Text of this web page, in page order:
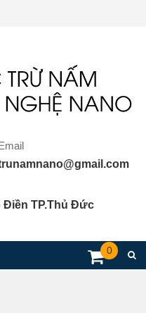
Điền TP.Thủ Đức
0